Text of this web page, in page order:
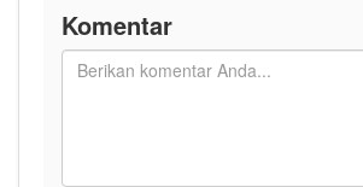
Komentar